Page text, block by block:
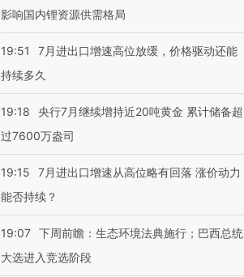
影响国内锂资源供需格局
19:51
7月进出口增速高位放缓，价格驱动还能
持续多久
19:18
央行7月继续增持近20吨黄金 累计储备超
过7600万盎司
19:15
7月进出口增速从高位略有回落 涨价动力
能否持续？
19:07 下周前瞻：生态环境法典施行；巴西总统
大选进入竞选阶段